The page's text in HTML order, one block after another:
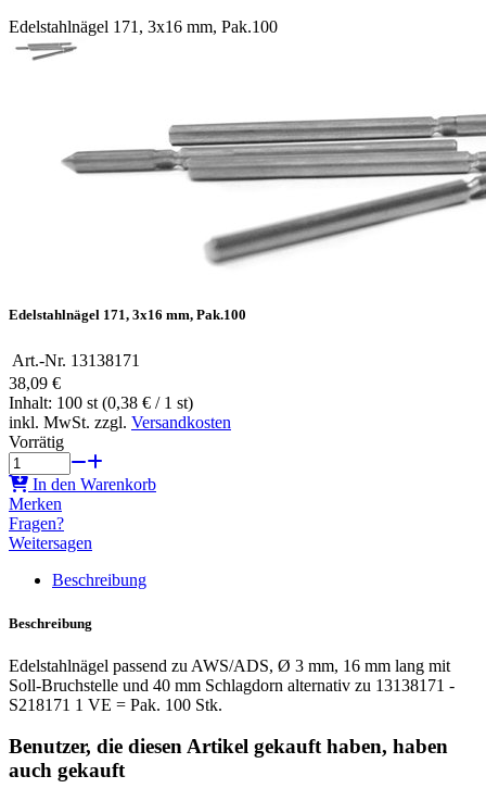
Edelstahlnägel 171, 3x16 mm, Pak.100
Edelstahlnägel 171, 3x16 mm, Pak.100
Art.-Nr. 13138171
38,09 €
Inhalt: 100 st (0,38 € / 1 st)
inkl. MwSt. zzgl. Versandkosten
Vorrätig
In den Warenkorb
Merken
Fragen?
Weitersagen
Beschreibung
Beschreibung
Edelstahlnägel passend zu AWS/ADS, Ø 3 mm, 16 mm lang mit
Soll-Bruchstelle und 40 mm Schlagdorn alternativ zu 13138171 -
S218171 1 VE = Pak. 100 Stk.
Benutzer, die diesen Artikel gekauft haben, haben
auch gekauft